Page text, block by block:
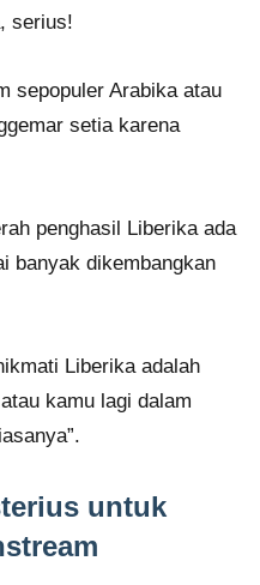
serius!
sepopuler Arabika atau
setia karena
penghasil Liberika ada
banyak dikembangkan
Liberika adalah
kamu lagi dalam
untuk